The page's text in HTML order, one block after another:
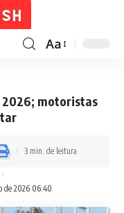
Aa
motoristas
de 2026 06:40
3 min. de leitura